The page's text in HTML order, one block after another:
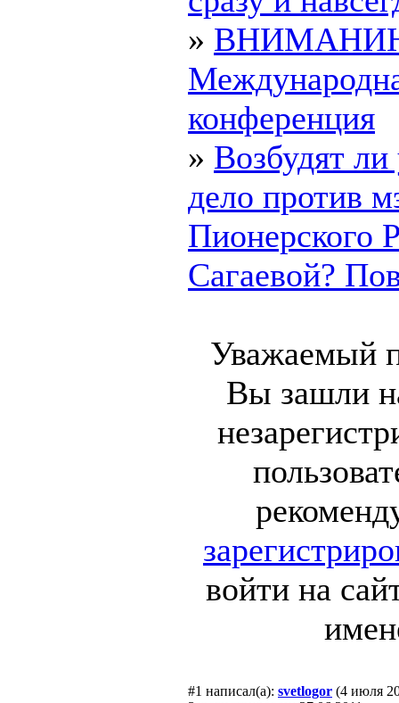
»
конференция
» Возбудят ли
дело против
Пионерского
Сагаевой?
Уважаемый
Вы зашли
войти на
#1 написал(а): svetlogor (4 июля